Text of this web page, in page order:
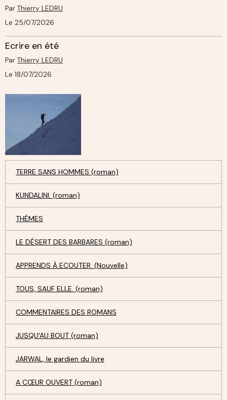
Par Thierry LEDRU
Le 25/07/2026
Ecrire en été
Par Thierry LEDRU
Le 18/07/2026
TERRE SANS HOMMES (roman)
KUNDALINI. (roman)
THÈMES
LE DÉSERT DES BARBARES (roman)
APPRENDS À ECOUTER. (Nouvelle)
TOUS, SAUF ELLE. (roman)
COMMENTAIRES DES ROMANS
JUSQU'AU BOUT (roman)
JARWAL, le gardien du livre
A CŒUR OUVERT (roman)